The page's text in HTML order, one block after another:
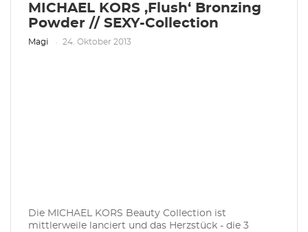
MICHAEL KORS ‚Flush‘ Bronzing
Powder // SEXY-Collection
Magi 24. Oktober 2013
Die MICHAEL KORS Beauty Collection ist
mittlerweile lanciert und das Herzstück - die 3